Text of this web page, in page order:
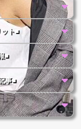
ト■
■
事■